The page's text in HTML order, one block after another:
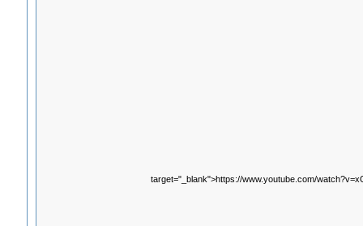
target="_blank">https://www.youtube.com/